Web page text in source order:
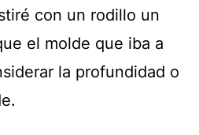
con un rodillo un
el molde que iba a
la profundidad o